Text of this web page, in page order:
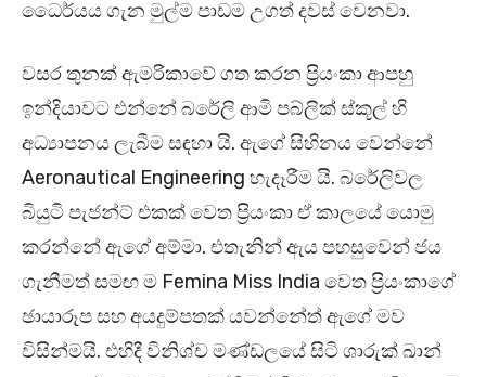
ධෛර්යය ගැන මුල්ම පාඩම උගත් දවස් වෙනවා.
වසර තුනක් ඇමරිකාවේ ගත කරන ප්‍රියංකා ආපහු
ඉන්දියාවට එන්නේ බරේලි ආමි පබ්ලික් ස්කූල් හි
අධ්‍යාපනය ලැබීම සඳහා යි. ඇගේ සිහිනය වෙන්නේ
Aeronautical Engineering හැදෑරීම යි. බරේලිවල
බියුටි පැජන්ට් එකක් වෙත ප්‍රියංකා ඒ කාලයේ යොමු
කරන්නේ ඇගේ අම්මා. එතැනින් ඇය පහසුවෙන් ජය
ගැනීමත් සමඟ ම Femina Miss India වෙත ප්‍රියංකාගේ
ඡායාරූප සහ අයදුම්පතක් යවන්නේත් ඇගේ මව
විසින්මයි. එහිදී විනිශ්ච මණ්ඩලයේ සිටි ශාරුක් ඛාන්